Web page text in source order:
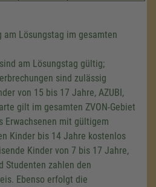
Lösungstag im gesamten
am Lösungstag gültig;
sind zulässig
von 15 bis 17 Jahre, AZUBI,
gilt im gesamten ZVON-Gebiet
Erwachsenen mit gültigem
Kinder bis 14 Jahre kostenlos
Kinder von 7 bis 17 Jahre,
Studenten zahlen den
Ebenso erfolgt die